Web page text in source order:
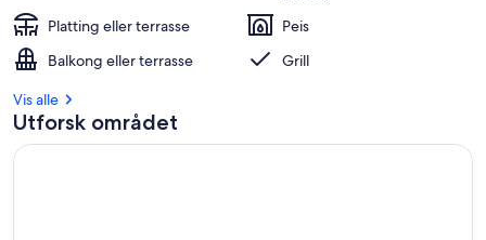
Platting eller terrasse
Peis
Balkong eller terrasse
Grill
Vis alle
Utforsk området